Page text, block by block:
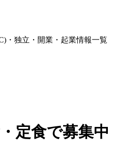
・独立・開業・起業情報一覧
定食で募集中